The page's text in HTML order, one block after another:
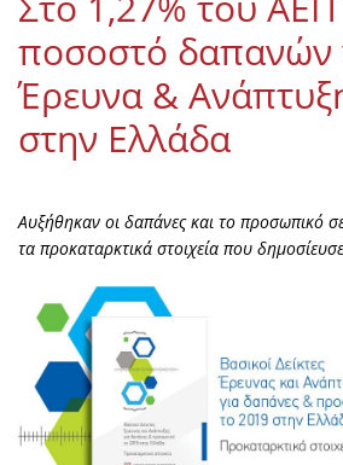
Επικοινωνία
ποσοστό δαπανών
Έρευνα &
στην Ελλάδα
Αυξήθηκαν οι δαπάνες και το προσωπικό
τα προκαταρκτικά στοιχεία που